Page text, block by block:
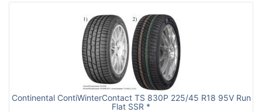
Continental ContiWinterContact TS 830P 225/45 R18 95V Run
Flat SSR *